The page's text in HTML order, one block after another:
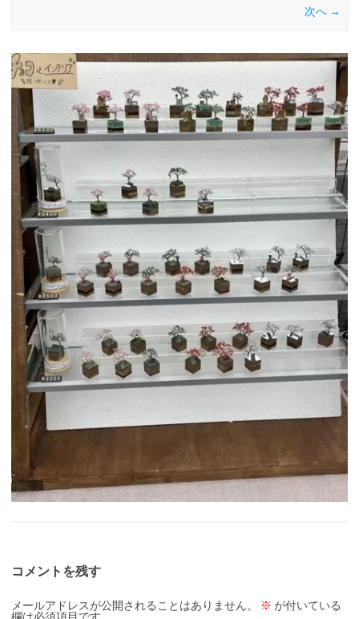
次へ →
コメントを残す
メールアドレスが公開されることはありません。 ※ が付いている
欄は必須項目です